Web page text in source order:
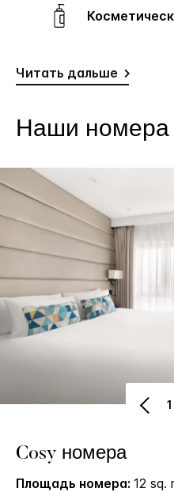
Читать дальше
Наши номера
Cosy номера
Площадь номера: 12 sq.